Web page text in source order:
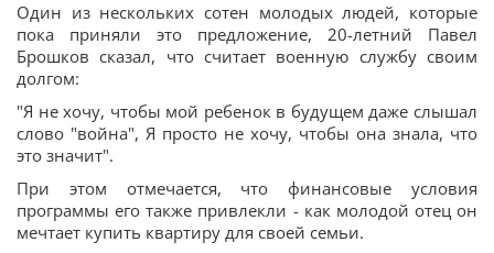
Один из нескольких сотен молодых людей, которые
пока приняли это предложение, 20-летний Павел
Брошков сказал, что считает военную службу своим
долгом:
"Я не хочу, чтобы мой ребенок в будущем даже слышал
слово "война", Я просто не хочу, чтобы она знала, что
это значит".
При этом отмечается, что финансовые условия
программы его также привлекли - как молодой отец он
мечтает купить квартиру для своей семьи.